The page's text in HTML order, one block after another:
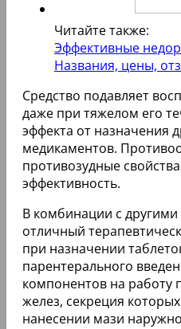
Читайте также:
Эффективные
Названия, цены,
Средство подавляет
даже при тяжелом его
эффекта от назначения
медикаментов.
противозудные
эффективность.
В комбинации с
отличный
при назначении
парентерального
компонентов на работу
желез, секреция
нанесении мази